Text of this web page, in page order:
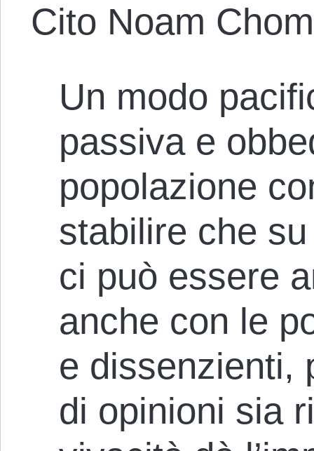
Cito Noam
Un modo
passiva e
popolazione
stabilire che
ci può essere
anche con le
e dissenzienti,
di opinioni sia